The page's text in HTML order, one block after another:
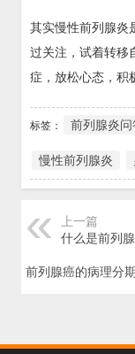
其实慢性前列腺炎
过关注，试着转移
症，放松心态，积
标签： 前列腺炎问
慢性前列腺炎
上一篇
什么是前列
前列腺癌的病理分